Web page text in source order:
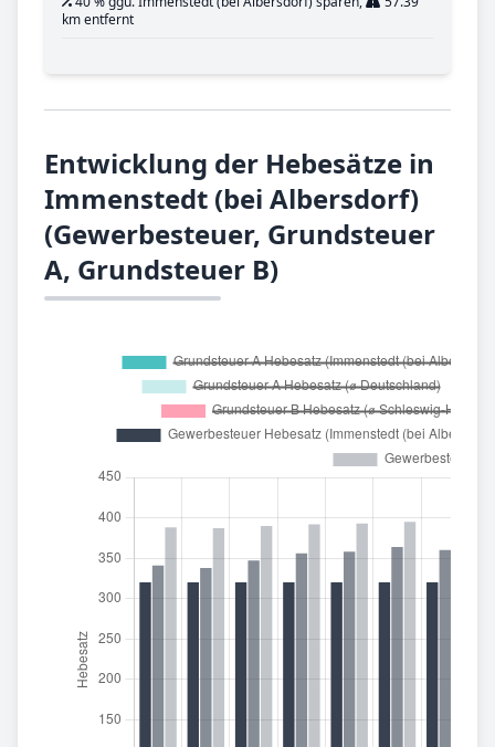
km entfernt
Entwicklung der Hebesätze in
Immenstedt (bei Albersdorf)
(Gewerbesteuer, Grundsteuer
A, Grundsteuer B)